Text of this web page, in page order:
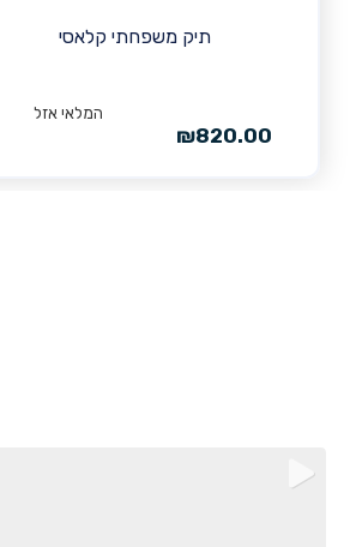
תיק משפחתי קלאסי
₪820.00
המלאי אזל